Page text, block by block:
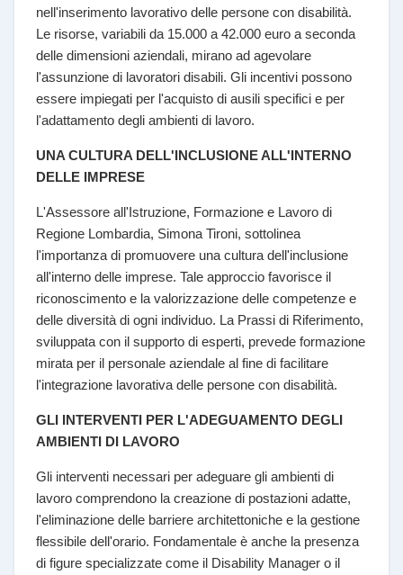
nell'inserimento lavorativo delle persone con disabilità.
Le risorse, variabili da 15.000 a 42.000 euro a seconda
delle dimensioni aziendali, mirano ad agevolare
l'assunzione di lavoratori disabili. Gli incentivi possono
essere impiegati per l'acquisto di ausili specifici e per
l'adattamento degli ambienti di lavoro.
UNA CULTURA DELL'INCLUSIONE ALL'INTERNO
DELLE IMPRESE
L'Assessore all'Istruzione, Formazione e Lavoro di
Regione Lombardia, Simona Tironi, sottolinea
l'importanza di promuovere una cultura dell'inclusione
all'interno delle imprese. Tale approccio favorisce il
riconoscimento e la valorizzazione delle competenze e
delle diversità di ogni individuo. La Prassi di Riferimento,
sviluppata con il supporto di esperti, prevede formazione
mirata per il personale aziendale al fine di facilitare
l'integrazione lavorativa delle persone con disabilità.
GLI INTERVENTI PER L'ADEGUAMENTO DEGLI
AMBIENTI DI LAVORO
Gli interventi necessari per adeguare gli ambienti di
lavoro comprendono la creazione di postazioni adatte,
l'eliminazione delle barriere architettoniche e la gestione
flessibile dell'orario. Fondamentale è anche la presenza
di figure specializzate come il Disability Manager o il